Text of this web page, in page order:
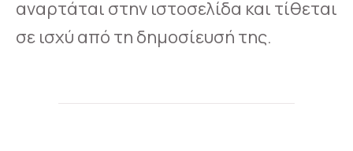
αναρτάται στην ιστοσελίδα και τίθεται
σε ισχύ από τη δημοσίευσή της.